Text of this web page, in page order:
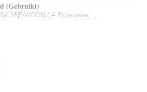
(Gebruikt)
JEE-WOON („A Bittersweet…